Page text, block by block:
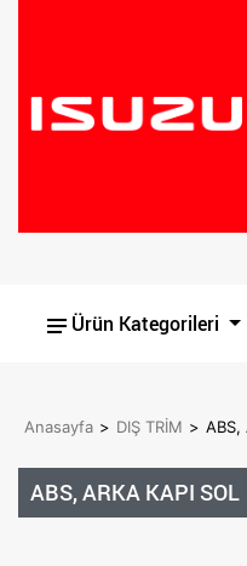
Ürün Kategorileri
Anasayfa > DIŞ TRİM > ABS,
ABS, ARKA KAPI SOL